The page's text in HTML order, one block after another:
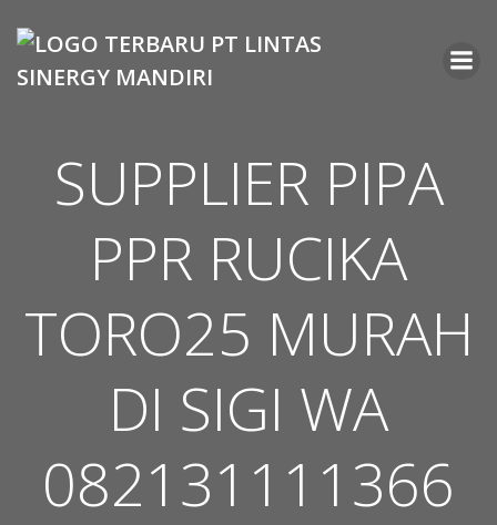
to
SUPPLIER PIPA
PPR RUCIKA
TORO25 MURAH
DI SIGI WA
082131111366